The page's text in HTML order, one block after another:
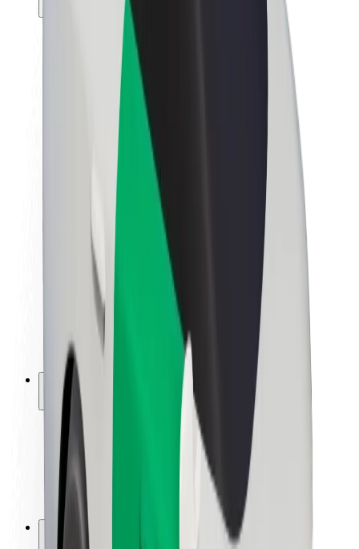
Θέσεις εργασίας
Σχετικά με τη Bolt
Βιωσιμότητα στη Bolt
Project Zero
Κέντρο Τύπου
Κατευθυντήριες γραμμές Brand
Αποστολή
Σχέσεις με Επενδυτές
Ηγεσία
Μάρκα
Μέσα ενημέρωσης
Urban Fund
Ασφάλεια
Ασφάλεια επιβάτη
Ασφάλεια οδηγών
Ασφάλεια σκούτερ
Εργαστήριο ασφάλειας
Πόλεις